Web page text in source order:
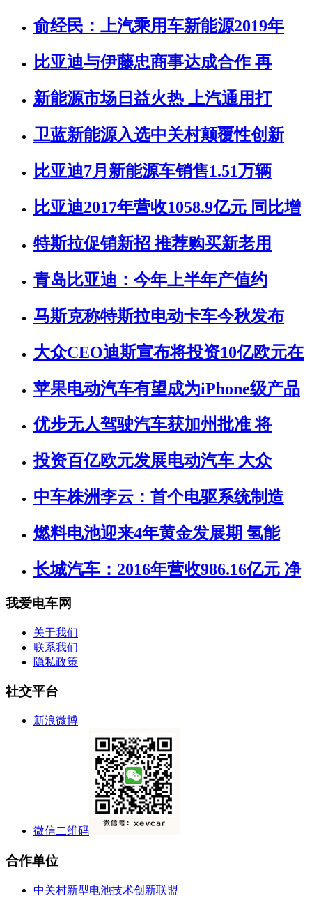
俞经民：上汽乘用车新能源2019年
比亚迪与伊藤忠商事达成合作 再
新能源市场日益火热 上汽通用打
卫蓝新能源入选中关村颠覆性创新
比亚迪7月新能源车销售1.51万辆
比亚迪2017年营收1058.9亿元 同比增
特斯拉促销新招 推荐购买新老用
青岛比亚迪：今年上半年产值约
马斯克称特斯拉电动卡车今秋发布
大众CEO迪斯宣布将投资10亿欧元在
苹果电动汽车有望成为iPhone级产品
优步无人驾驶汽车获加州批准 将
投资百亿欧元发展电动汽车 大众
中车株洲李云：首个电驱系统制造
燃料电池迎来4年黄金发展期 氢能
长城汽车：2016年营收986.16亿元 净
我爱电车网
关于我们
联系我们
隐私政策
社交平台
新浪微博
微信二维码
合作单位
中关村新型电池技术创新联盟